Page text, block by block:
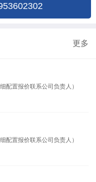
更多
配置报价联系公司负责人）
配置报价联系公司负责人）